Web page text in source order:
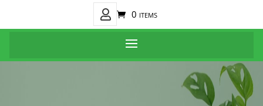
Mijn
Account
0 items